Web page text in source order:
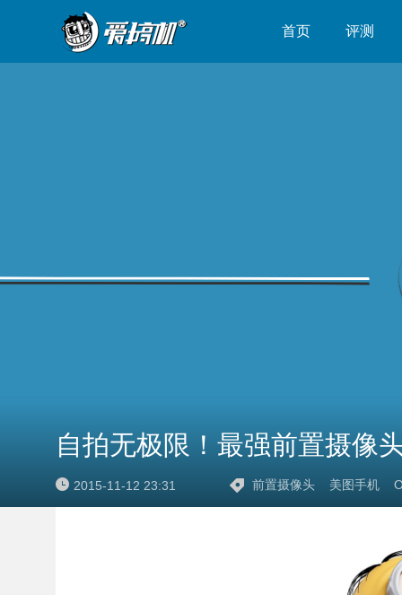
首页 评测
自拍无极限！最强前置摄像
2015-11-12 23:31 前置摄像头 美图手机